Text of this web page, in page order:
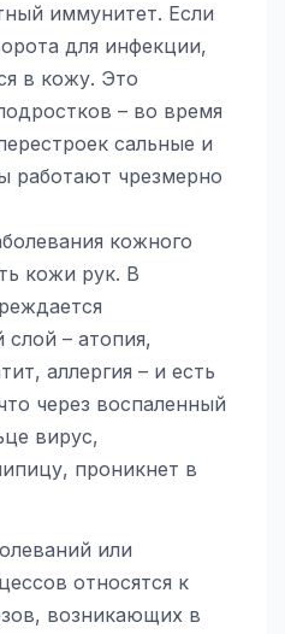
иммунитет. Если
для инфекции,
в кожу. Это
– во время
сальные и
работают чрезмерно
кожного
кожи рук. В
– атопия,
аллергия – и есть
через воспаленный
вирус,
проникнет в
или
относятся к
возникающих в